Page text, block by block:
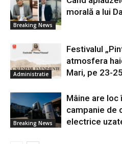
Breaking News
morală a lui
Administratie
Festivalul
atmosfera
Mari, pe 23-
Breaking News
Mâine are loc
campanie de
electrice